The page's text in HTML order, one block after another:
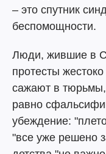
– это спутник
беспомощности.
Люди, жившие в
протесты
сажают в
равно
убеждение:
"все уже решено